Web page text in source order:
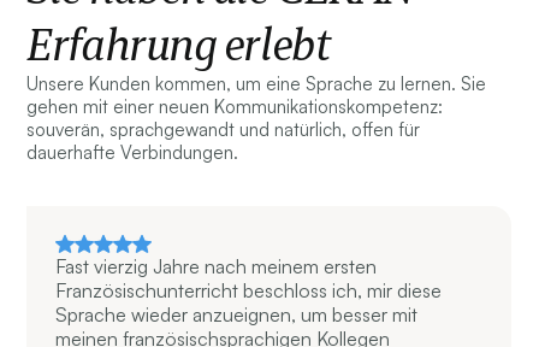
Erfahrung erlebt
Unsere Kunden kommen, um eine Sprache zu lernen. Sie
gehen mit einer neuen Kommunikationskompetenz:
souverän, sprachgewandt und natürlich, offen für
dauerhafte Verbindungen.
Fast vierzig Jahre nach meinem ersten
Französischunterricht beschloss ich, mir diese
Sprache wieder anzueignen, um besser mit
meinen französischsprachigen Kollegen